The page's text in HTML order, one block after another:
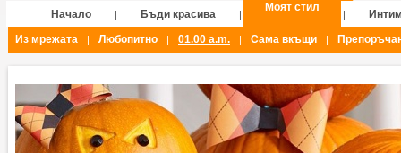
Начало | Бъди красива |
Моят стил
|
Из мрежата
| Любопитно | 01.00 a.m. | Сама вкъщи |